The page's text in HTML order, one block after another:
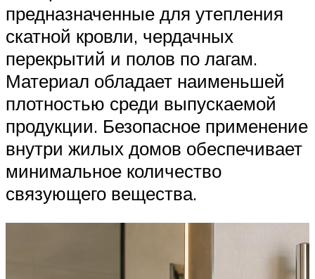
предназначенные для утепления
скатной кровли, чердачных
перекрытий и полов по лагам.
Материал обладает наименьшей
плотностью среди выпускаемой
продукции. Безопасное применение
внутри жилых домов обеспечивает
минимальное количество
связующего вещества.